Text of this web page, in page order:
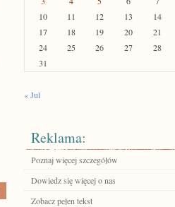
10
11 12 13 14
17
18 19 20 21
24
25 26 27 28
31
« Jul
Reklama:
Poznaj więcej szczegółów
Dowiedz się więcej o nas
Zobacz pełen tekst